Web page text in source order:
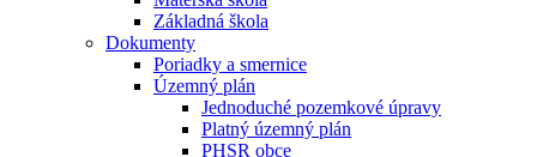
Základná škola
Dokumenty
Poriadky a smernice
Územný plán
Jednoduché pozemkové úpravy
Platný územný plán
PHSR obce